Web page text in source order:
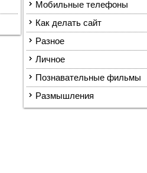
Мобильные телефоны
Как делать сайт
Разное
Личное
Познавательные фильмы
Размышления